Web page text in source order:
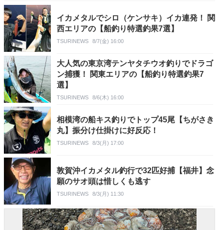
イカメタルでシロ（ケンサキ）イカ連発！ 関
西エリアの【船釣り特選釣果7選】
TSURINEWS 8/7(金) 16:00
大人気の東京湾テンヤタチウオ釣りでドラゴ
ン捕獲！ 関東エリアの【船釣り特選釣果7
選】
TSURINEWS 8/6(木) 16:00
相模湾の船キス釣りでトップ45尾【ちがさき
丸】振分け仕掛けに好反応！
TSURINEWS 8/3(月) 17:00
敦賀沖イカメタル釣行で32匹好捕【福井】念
願のサオ頭は惜しくも逃す
TSURINEWS 8/3(月) 11:30